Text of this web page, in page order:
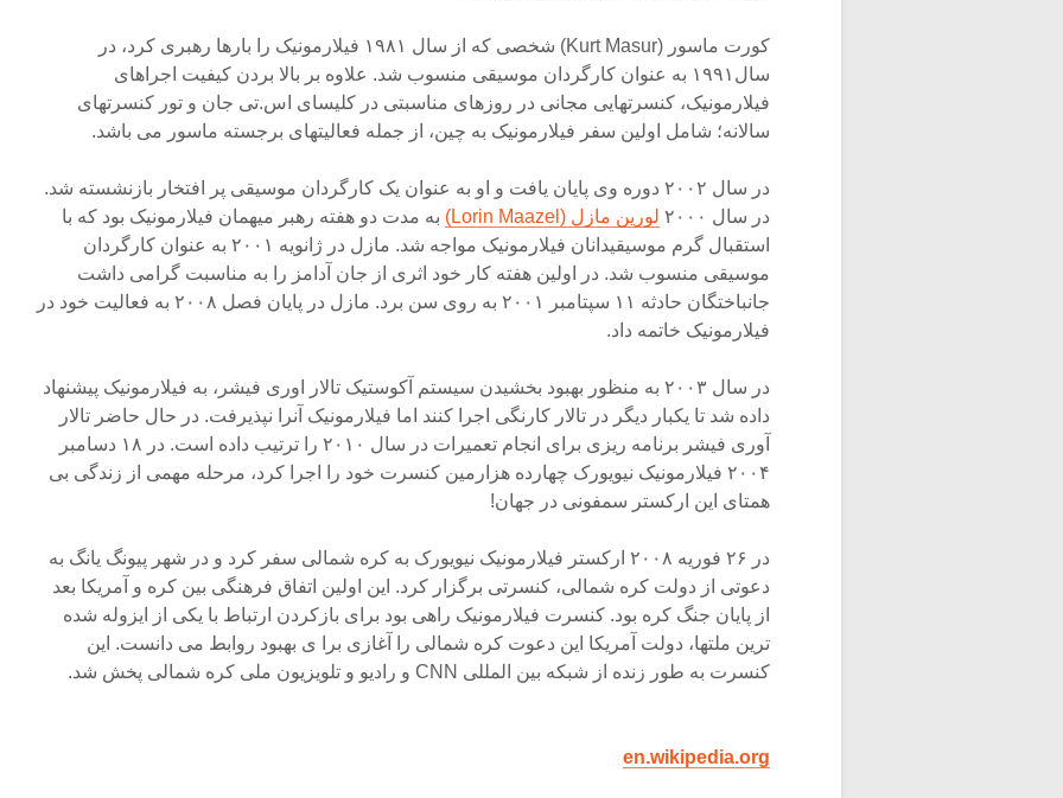
کورت ماسور (Kurt Masur) شخصی که از سال ۱۹۸۱ فیلارمونیک را بارها رهبری کرد، در
سال۱۹۹۱ به عنوان کارگردان موسیقی منسوب شد. علاوه بر بالا بردن کیفیت اجراهای
فیلارمونیک، کنسرتهایی مجانی در روزهای مناسبتی در کلیسای اس.تی جان و تور کنسرتهای
سالانه؛ شامل اولین سفر فیلارمونیک به چین، از جمله فعالیتهای برجسته ماسور می باشد.
در سال ۲۰۰۲ دوره وی پایان یافت و او به عنوان یک کارگردان موسیقی پر افتخار بازنشسته شد.
در سال ۲۰۰۰
لورین مازل (Lorin Maazel)
به مدت دو هفته رهبر میهمان فیلارمونیک بود که با
استقبال گرم موسیقیدانان فیلارمونیک مواجه شد. مازل در ژانویه ۲۰۰۱ به عنوان کارگردان
موسیقی منسوب شد. در اولین هفته کار خود اثری از جان آدامز را به مناسبت گرامی داشت
جانباختگان حادثه ۱۱ سپتامبر ۲۰۰۱ به روی سن برد. مازل در پایان فصل ۲۰۰۸ به فعالیت خود در
فیلارمونیک خاتمه داد.
در سال ۲۰۰۳ به منظور بهبود بخشیدن سیستم آکوستیک تالار اوری فیشر، به فیلارمونیک پیشنهاد
داده شد تا یکبار دیگر در تالار کارنگی اجرا کنند اما فیلارمونیک آنرا نپذیرفت. در حال حاضر تالار
آوری فیشر برنامه ریزی برای انجام تعمیرات در سال ۲۰۱۰ را ترتیب داده است. در ۱۸ دسامبر
۲۰۰۴ فیلارمونیک نیویورک چهارده هزارمین کنسرت خود را اجرا کرد، مرحله مهمی از زندگی بی
همتای این ارکستر سمفونی در جهان!
در ۲۶ فوریه ۲۰۰۸ ارکستر فیلارمونیک نیویورک به کره شمالی سفر کرد و در شهر پیونگ یانگ به
دعوتی از دولت کره شمالی، کنسرتی برگزار کرد. این اولین اتفاق فرهنگی بین کره و آمریکا بعد
از پایان جنگ کره بود. کنسرت فیلارمونیک راهی بود برای بازکردن ارتباط با یکی از ایزوله شده
ترین ملتها، دولت آمریکا این دعوت کره شمالی را آغازی برا ی بهبود روابط می دانست. این
کنسرت به طور زنده از شبکه بین المللی CNN و رادیو و تلویزیون ملی کره شمالی پخش شد.
en.wikipedia.org